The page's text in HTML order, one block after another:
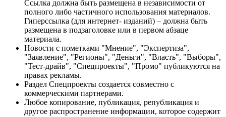
Ссылка должна быть размещена в независимости от
полного либо частичного использования материалов.
Гиперссылка (для интернет- изданий) – должна быть
размещена в подзаголовке или в первом абзаце
материала.
Новости с пометками "Мнение", "Экспертиза",
"Заявление", "Регионы", "Деньги", "Власть", "Выборы",
"Тест-драйв", "Спецпроекты", "Промо" публикуются на
правах рекламы.
Раздел Спецпроекты создается совместно с
коммерческими партнерами.
Любое копирование, публикация, републикация и
другое распространение информации, которое содержит